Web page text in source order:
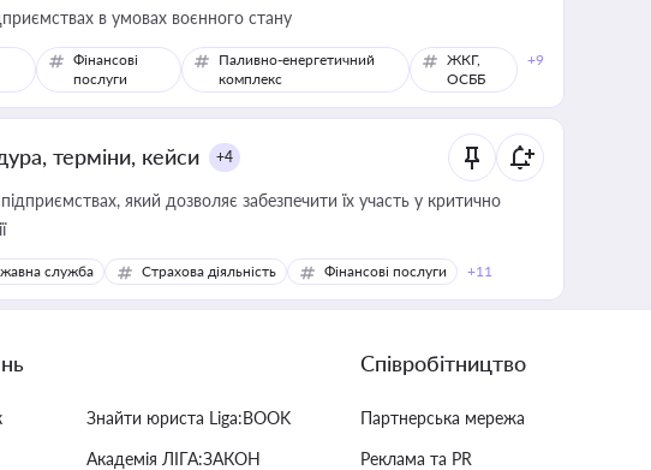
в умовах воєнного стану
Фінансові
послуги
Паливно-енергетичний
комплекс
ЖКГ,
ОСББ
+9
терміни, кейси +4
який дозволяє забезпечити їх участь у критично
служба Страхова діяльність Фінансові послуги +11
Знайти юриста Liga:BOOK
Академія ЛІГА:ЗАКОН
Співробітництво
Партнерська мережа
Реклама та PR